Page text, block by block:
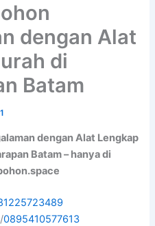
dengan Alat
di
Batam
dengan Alat Lengkap
Batam – hanya di
/0895410577613